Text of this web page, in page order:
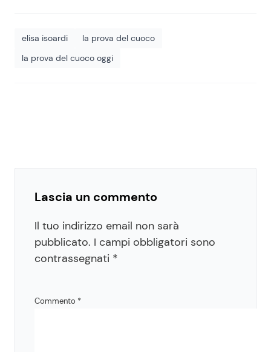
elisa isoardi
la prova del cuoco
la prova del cuoco oggi
Lascia un commento
Il tuo indirizzo email non sarà
pubblicato. I campi obbligatori sono
contrassegnati *
Commento *